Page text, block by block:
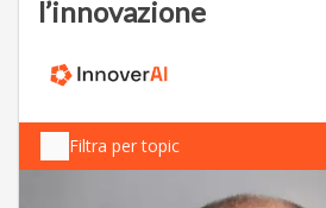
l’innovazione
Filtra per topic